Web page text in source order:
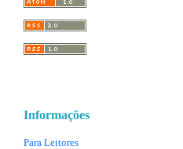
Informações
Para Leitores